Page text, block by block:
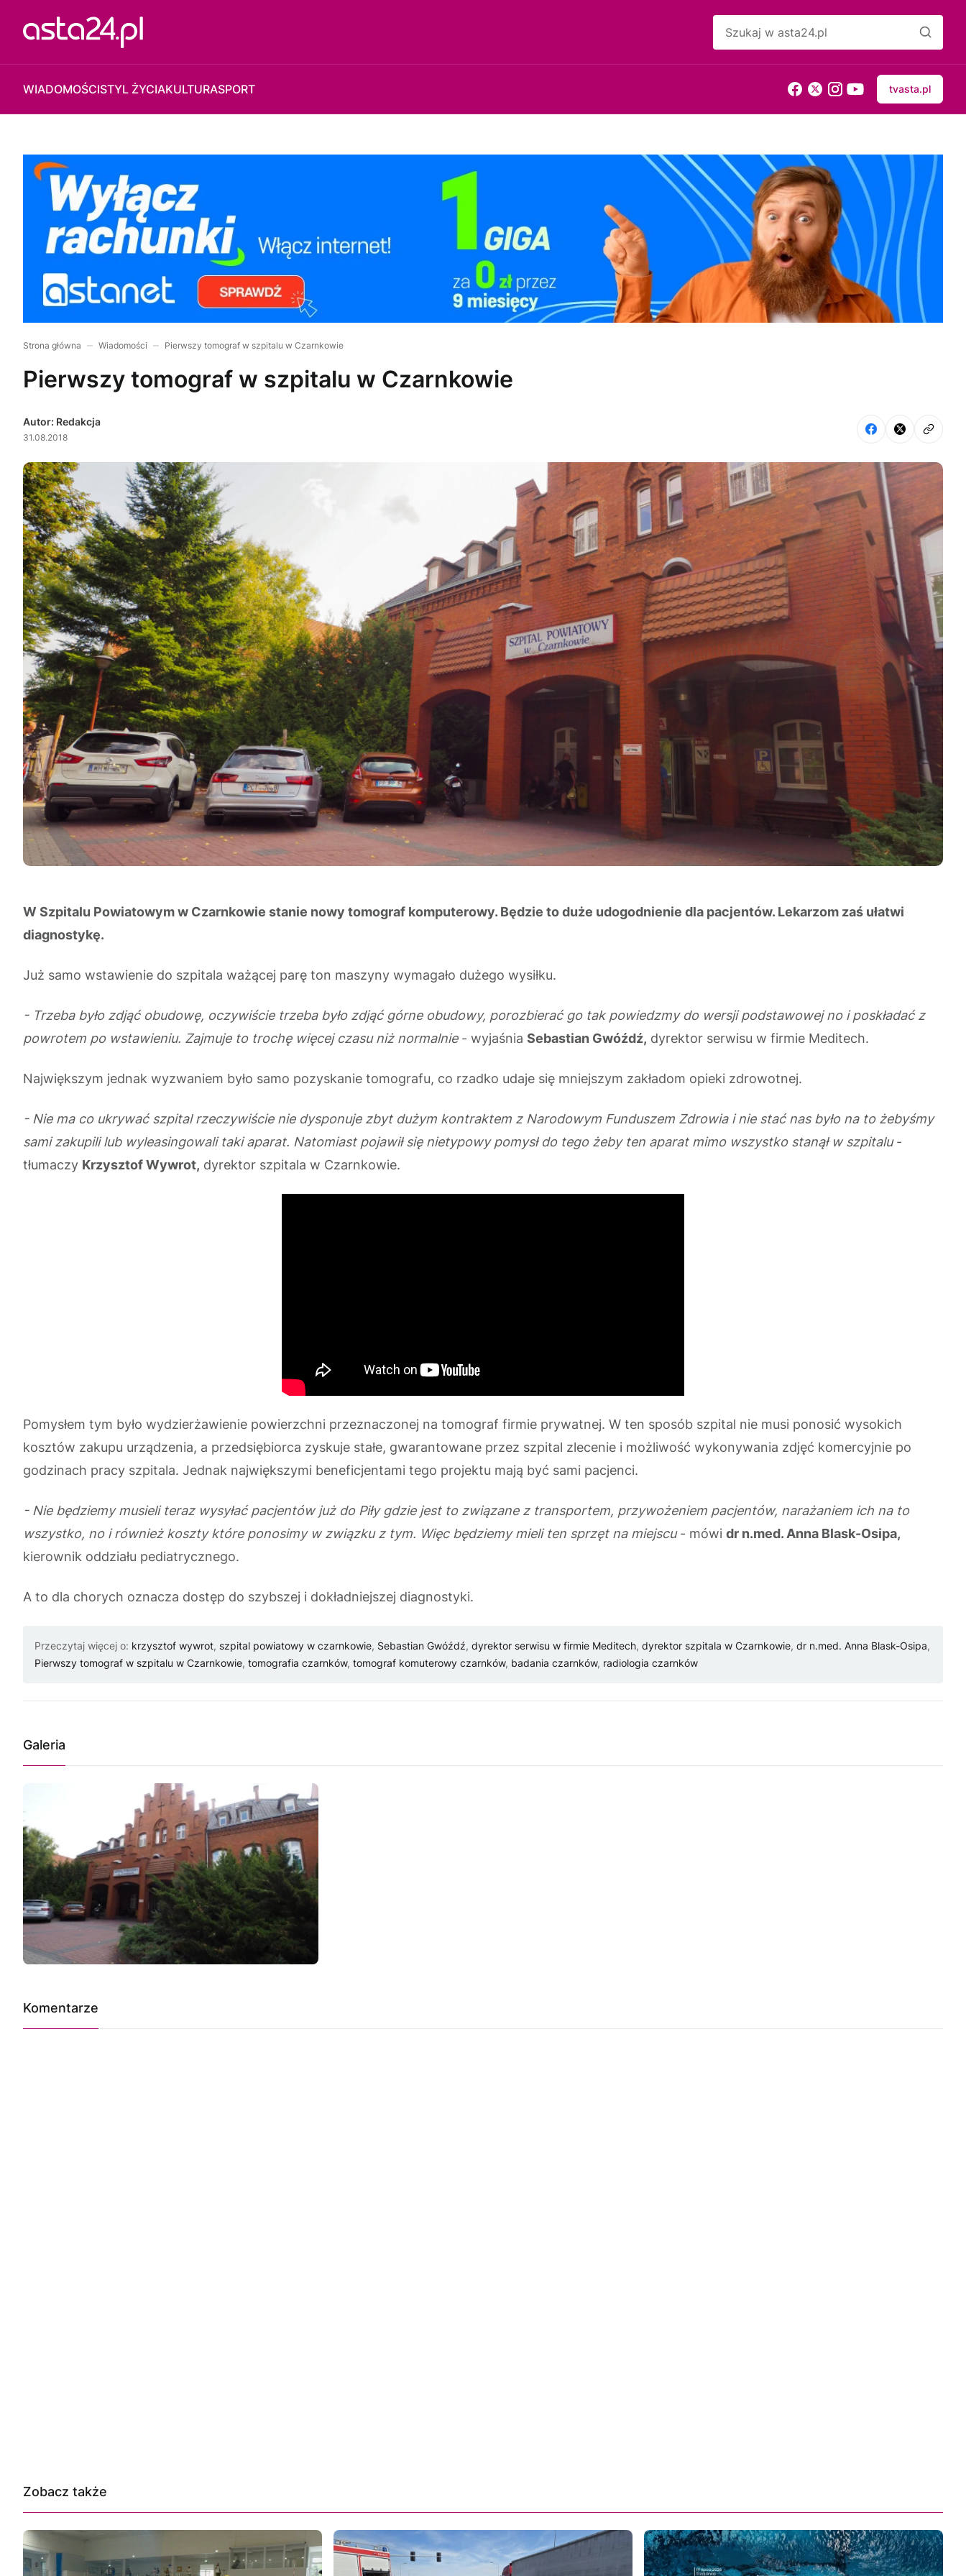
WIADOMOŚCISTYL ŻYCIAKULTURASPORT tvasta.pl
Strona główna Wiadomości Pierwszy tomograf w szpitalu w Czarnkowie
Pierwszy tomograf w szpitalu w Czarnkowie
Autor: Redakcja
31.08.2018
W Szpitalu Powiatowym w Czarnkowie stanie nowy tomograf komputerowy. Będzie to duże udogodnienie dla pacjentów. Lekarzom zaś ułatwi
diagnostykę.
Już samo wstawienie do szpitala ważącej parę ton maszyny wymagało dużego wysiłku.
- Trzeba było zdjąć obudowę, oczywiście trzeba było zdjąć górne obudowy, porozbierać go tak powiedzmy do wersji podstawowej no i poskładać z
powrotem po wstawieniu. Zajmuje to trochę więcej czasu niż normalnie - wyjaśnia Sebastian Gwóźdź, dyrektor serwisu w firmie Meditech.
Największym jednak wyzwaniem było samo pozyskanie tomografu, co rzadko udaje się mniejszym zakładom opieki zdrowotnej.
- Nie ma co ukrywać szpital rzeczywiście nie dysponuje zbyt dużym kontraktem z Narodowym Funduszem Zdrowia i nie stać nas było na to żebyśmy
sami zakupili lub wyleasingowali taki aparat. Natomiast pojawił się nietypowy pomysł do tego żeby ten aparat mimo wszystko stanął w szpitalu-
tłumaczy Krzysztof Wywrot, dyrektor szpitala w Czarnkowie.
Pomysłem tym było wydzierżawienie powierzchni przeznaczonej na tomograf firmie prywatnej. W ten sposób szpital nie musi ponosić wysokich
kosztów zakupu urządzenia, a przedsiębiorca zyskuje stałe, gwarantowane przez szpital zlecenie i możliwość wykonywania zdjęć komercyjnie po
godzinach pracy szpitala. Jednak największymi beneficjentami tego projektu mają być sami pacjenci.
- Nie będziemy musieli teraz wysyłać pacjentów już do Piły gdzie jest to związane z transportem, przywożeniem pacjentów, narażaniem ich na to
wszystko, no i również koszty które ponosimy w związku z tym. Więc będziemy mieli ten sprzęt na miejscu- mówi dr n.med. Anna Blask-Osipa,
kierownik oddziału pediatrycznego.
A to dla chorych oznacza dostęp do szybszej i dokładniejszej diagnostyki.
Przeczytaj więcej o: krzysztof wywrot, szpital powiatowy w czarnkowie, Sebastian Gwóźdź, dyrektor serwisu w firmie Meditech, dyrektor szpitala w Czarnkowie, dr n.med. Anna Blask-Osipa,
Pierwszy tomograf w szpitalu w Czarnkowie, tomografia czarnków, tomograf komuterowy czarnków, badania czarnków, radiologia czarnków
Galeria
Komentarze
Zobacz także